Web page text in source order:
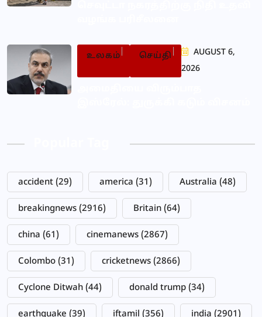
உலகம் செய்தி
AUGUST 6,
2026
accident (29) america (31) Australia (48)
breakingnews (2916) Britain (64)
china (61) cinemanews (2867)
Colombo (31) cricketnews (2866)
Cyclone Ditwah (44) donald trump (34)
earthquake (39) iftamil (356) india (2901)